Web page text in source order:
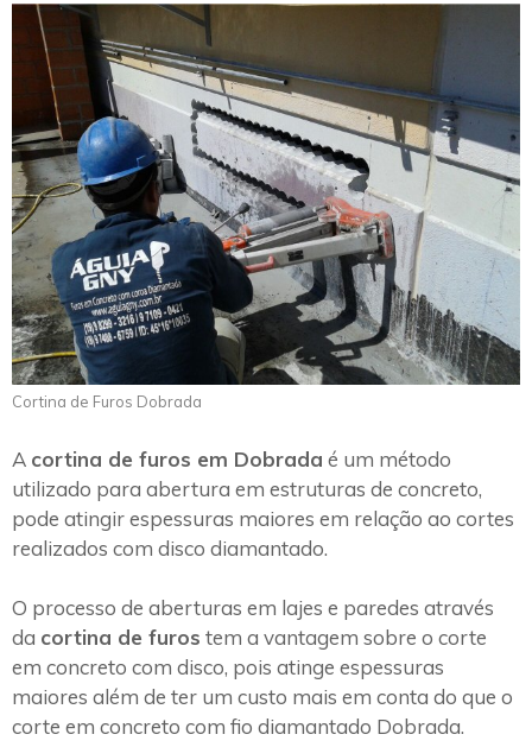
Cortina de Furos Dobrada
A cortina de furos em Dobrada é um método
utilizado para abertura em estruturas de concreto,
pode atingir espessuras maiores em relação ao cortes
realizados com disco diamantado.
O processo de aberturas em lajes e paredes através
da cortina de furos tem a vantagem sobre o corte
em concreto com disco, pois atinge espessuras
maiores além de ter um custo mais em conta do que o
corte em concreto com fio diamantado Dobrada.